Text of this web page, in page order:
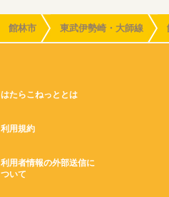
館林市 東武伊勢崎・大師線
はたらこねっととは
利用規約
利用者情報の外部送信に
ついて